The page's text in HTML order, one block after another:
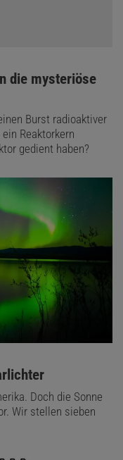
die mysteriöse
Burst radioaktiver
Reaktorkern
gedient haben?
Doch die Sonne
Wir stellen sieben